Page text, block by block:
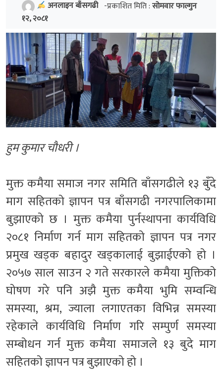
अनलाइन बाँसगढी -प्रकाशित मिति :सोमवार फाल्गुन
१२, २०८१
हुम कुमार चौधरी ।
मुक्त कमैया समाज नगर समिति बाँसगढीले १३ बुँदे
माग सहितको ज्ञापन पत्र बाँसगढी नगरपालिकामा
बुझाएको छ । मुक्त कमैया पुर्नस्थापना कार्यविधि
२०८१ निर्माण गर्न माग सहितको ज्ञापन पत्र नगर
प्रमुख खड्क बहादुर खड्कालाई बुझाईएको हो ।
२०५७ साल साउन २ गते सरकारले कमैया मुक्तिको
घोषण गरे पनि अझै मुक्त कमैया भुमि सम्वन्धि
समस्या, श्रम, ज्याला लगाएतका विभिन्न समस्या
रहेकाले कार्यविधि निर्माण गरि सम्पुर्ण समस्या
सम्बोधन गर्न मुक्त कमैया समाजले १३ बुदे माग
सहितको ज्ञापन पत्र बुझाएको हो ।